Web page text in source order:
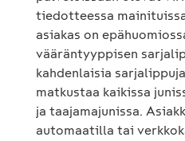
tiedotteessa
asiakas on
vääräntyyppisen
kahdenlaisia
matkustaa kaikissa
ja taajamajunissa.
automaatilla tai